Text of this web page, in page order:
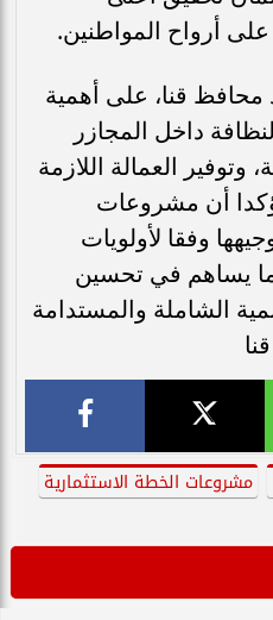
أرواح المواطنين.
محافظ قنا، على أهمية
داخل المجازر
العمالة اللازمة
أن مشروعات
وفقا لأولويات
يساهم في تحسين
الشاملة والمستدامة
مشروعات الخطة الاستثمارية